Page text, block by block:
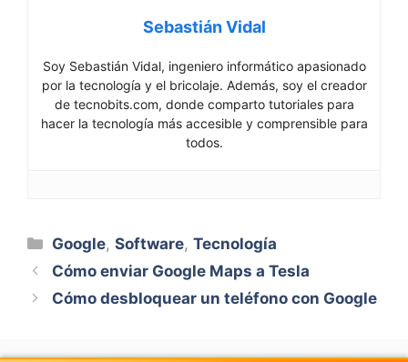
Sebastián Vidal
Soy Sebastián Vidal, ingeniero informático apasionado
por la tecnología y el bricolaje. Además, soy el creador
de tecnobits.com, donde comparto tutoriales para
hacer la tecnología más accesible y comprensible para
todos.
Categorías
Google,Software,Tecnología
Cómo enviar Google Maps a Tesla
Cómo desbloquear un teléfono con Google